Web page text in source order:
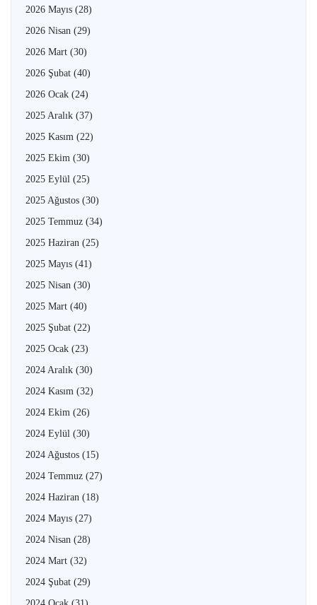
2026 Mayıs (28)
2026 Nisan (29)
2026 Mart (30)
2026 Şubat (40)
2026 Ocak (24)
2025 Aralık (37)
2025 Kasım (22)
2025 Ekim (30)
2025 Eylül (25)
2025 Ağustos (30)
2025 Temmuz (34)
2025 Haziran (25)
2025 Mayıs (41)
2025 Nisan (30)
2025 Mart (40)
2025 Şubat (22)
2025 Ocak (23)
2024 Aralık (30)
2024 Kasım (32)
2024 Ekim (26)
2024 Eylül (30)
2024 Ağustos (15)
2024 Temmuz (27)
2024 Haziran (18)
2024 Mayıs (27)
2024 Nisan (28)
2024 Mart (32)
2024 Şubat (29)